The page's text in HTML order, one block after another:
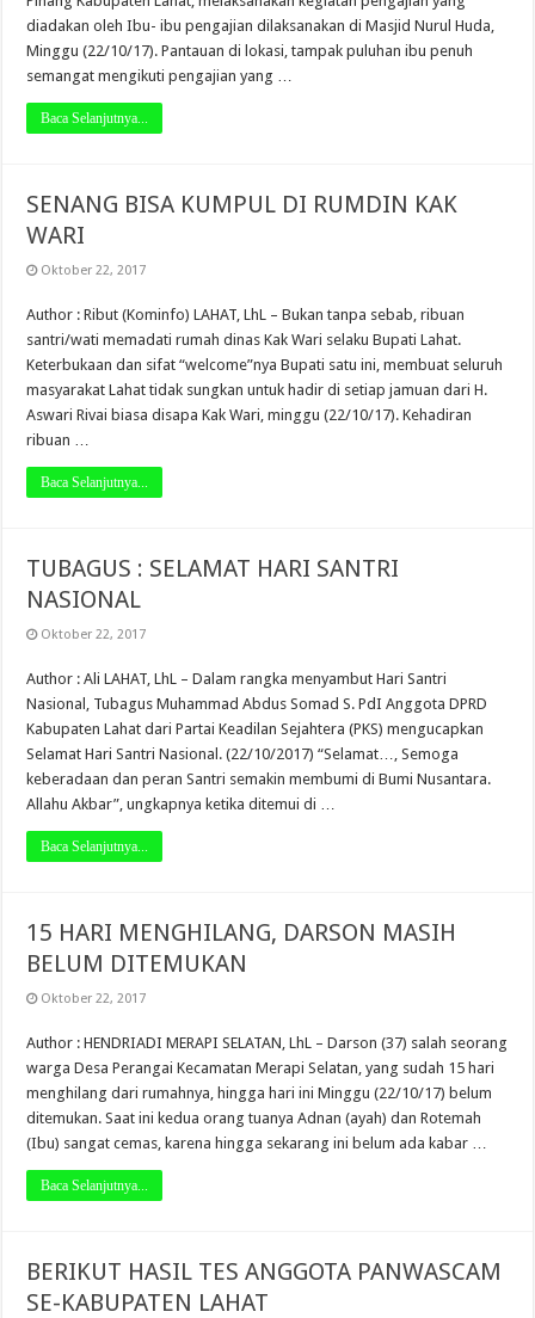
diadakan oleh Ibu- ibu pengajian dilaksanakan di Masjid Nurul Huda,
Minggu (22/10/17). Pantauan di lokasi, tampak puluhan ibu penuh
semangat mengikuti pengajian yang …
Baca Selanjutnya...
SENANG BISA KUMPUL DI RUMDIN KAK
WARI
Oktober 22, 2017
Author : Ribut (Kominfo) LAHAT, LhL – Bukan tanpa sebab, ribuan
santri/wati memadati rumah dinas Kak Wari selaku Bupati Lahat.
Keterbukaan dan sifat “welcome”nya Bupati satu ini, membuat seluruh
masyarakat Lahat tidak sungkan untuk hadir di setiap jamuan dari H.
Aswari Rivai biasa disapa Kak Wari, minggu (22/10/17). Kehadiran
ribuan …
Baca Selanjutnya...
TUBAGUS : SELAMAT HARI SANTRI
NASIONAL
Oktober 22, 2017
Author : Ali LAHAT, LhL – Dalam rangka menyambut Hari Santri
Nasional, Tubagus Muhammad Abdus Somad S. PdI Anggota DPRD
Kabupaten Lahat dari Partai Keadilan Sejahtera (PKS) mengucapkan
Selamat Hari Santri Nasional. (22/10/2017) “Selamat…, Semoga
keberadaan dan peran Santri semakin membumi di Bumi Nusantara.
Allahu Akbar”, ungkapnya ketika ditemui di …
Baca Selanjutnya...
15 HARI MENGHILANG, DARSON MASIH
BELUM DITEMUKAN
Oktober 22, 2017
Author : HENDRIADI MERAPI SELATAN, LhL – Darson (37) salah seorang
warga Desa Perangai Kecamatan Merapi Selatan, yang sudah 15 hari
menghilang dari rumahnya, hingga hari ini Minggu (22/10/17) belum
ditemukan. Saat ini kedua orang tuanya Adnan (ayah) dan Rotemah
(Ibu) sangat cemas, karena hingga sekarang ini belum ada kabar …
Baca Selanjutnya...
BERIKUT HASIL TES ANGGOTA PANWASCAM
SE-KABUPATEN LAHAT